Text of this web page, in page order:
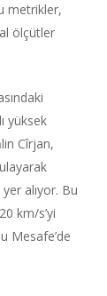
metrikler,
ölçütler
yüksek
Cîrjan,
alıyor. Bu
km/s’yi
Mesafe’de